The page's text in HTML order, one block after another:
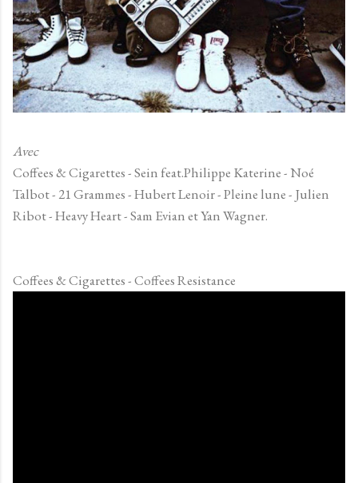
Avec
Coffees & Cigarettes - Sein feat.Philippe Katerine - Noé
Talbot - 21 Grammes - Hubert Lenoir - Pleine lune - Julien
Ribot - Heavy Heart - Sam Evian et Yan Wagner.
Coffees & Cigarettes - Coffees Resistance